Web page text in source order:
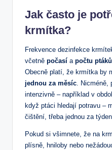
Jak často je
krmítka?
Frekvence dezinfekce
včetně počasí a počtu ptáků
Obecně platí, že krmítka by
jednou za měsíc. Nicméně,
intenzivně – například v
když ptáci hledají potravu –
čištění, třeba jednou za
Pokud si všimnete, že na
plísně, hniloby nebo